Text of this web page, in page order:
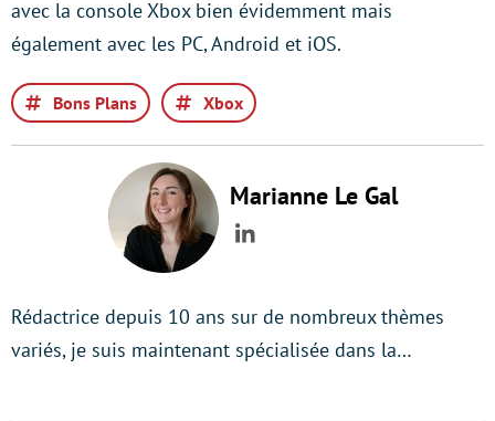
avec la console Xbox bien évidemment mais
également avec les PC, Android et iOS.
Bons Plans Xbox
Marianne Le Gal
LinkedIn
Rédactrice depuis 10 ans sur de nombreux thèmes
variés, je suis maintenant spécialisée dans la…